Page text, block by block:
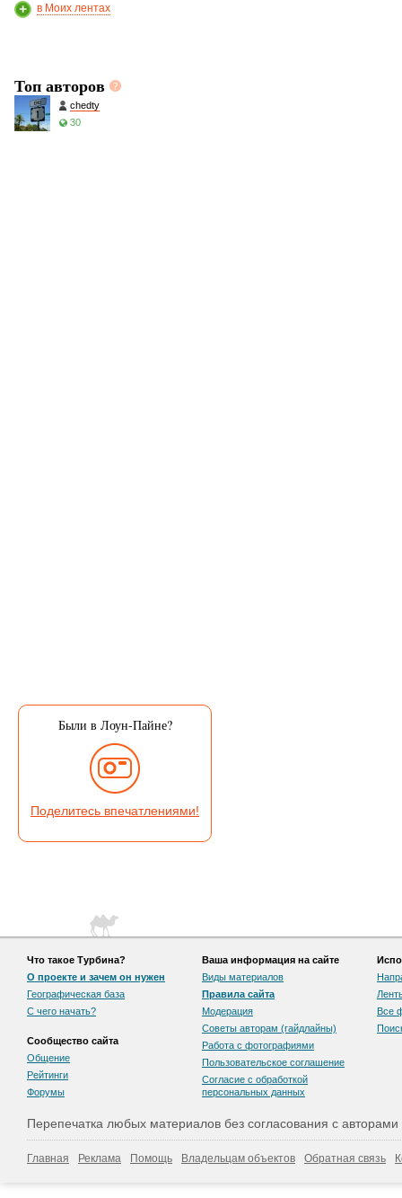
в Моих лентах
Топ авторов
chedty
30
Были в Лоун-Пайне?
Поделитесь впечатлениями!
Что такое Турбина?
О проекте и зачем он нужен
Географическая база
С чего начать?
Сообщество сайта
Общение
Рейтинги
Форумы
Ваша информация на сайте
Виды материалов
Правила сайта
Модерация
Советы авторам (гайдлайны)
Работа с фотографиями
Пользовательскоe соглашение
Согласие с обработкой
персональных данных
Все
Перепечатка любых материалов без согласования с
Главная Реклама Помощь Владельцам объектов Обратная связь